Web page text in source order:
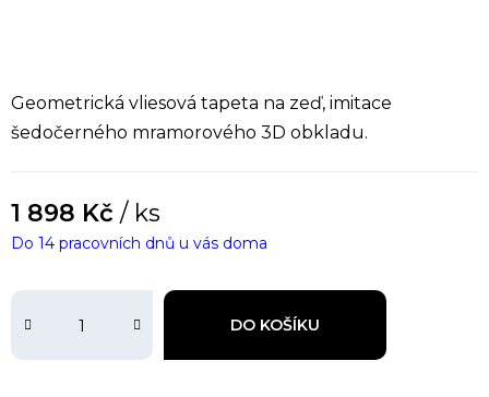
Geometrická vliesová tapeta na zeď, imitace
šedočerného mramorového 3D obkladu.
1 898 Kč / ks
DO KOŠÍKU
Do 14 pracovních dnů u vás doma